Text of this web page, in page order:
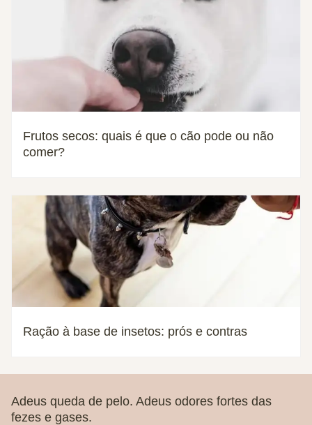
Frutos secos: quais é que o cão pode ou não
comer?
Ração à base de insetos: prós e contras
Adeus queda de pelo. Adeus odores fortes das
fezes e gases.